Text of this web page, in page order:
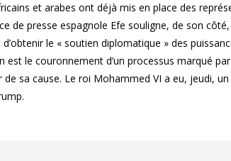
et arabes ont déjà mis en place des
de presse espagnole Efe souligne, de son
le « soutien diplomatique » des
est le couronnement d’un processus marqué
sa cause. Le roi Mohammed VI a eu, jeudi,